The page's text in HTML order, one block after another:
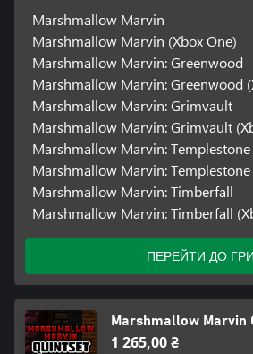
Marshmallow Marvin
Marshmallow Marvin (Xbox One)
Marshmallow Marvin: Greenwood
Marshmallow Marvin: Greenwood
Marshmallow Marvin: Grimvault
Marshmallow Marvin: Grimvault
Marshmallow Marvin: Templestone
Marshmallow Marvin: Templestone
Marshmallow Marvin: Timberfall
Marshmallow Marvin: Timberfall
ПЕРЕЙТИ ДО ГРИ
Marshmallow Marvin
1 265,00 ₴